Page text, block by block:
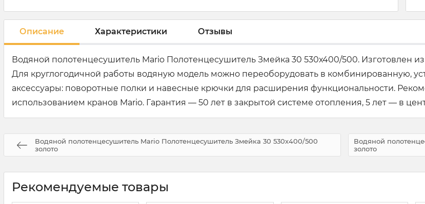
Описание Характеристики Отзывы
Водяной полотенцесушитель Mario Полотенцесушитель Змейка 30 530х400/500. Изготовлен
Для круглогодичной работы водяную модель можно переоборудовать в комбинированную,
аксессуары: поворотные полки и навесные крючки для расширения функциональности.
использованием кранов Mario. Гарантия — 50 лет в закрытой системе отопления, 5 лет — в
Водяной полотенцесушитель Mario Полотенцесушитель Змейка 30 530х400/500
золото
Водяной
золото
Рекомендуемые товары